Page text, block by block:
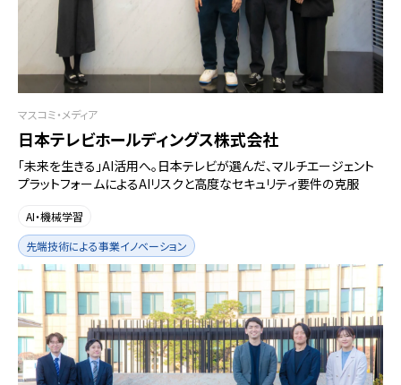
マスコミ・メディア
日本テレビホールディングス株式会社
「未来を生きる」AI活用へ。日本テレビが選んだ、マルチエージェント
プラットフォームによるAIリスクと高度なセキュリティ要件の克服
AI・機械学習
先端技術による事業イノベーション